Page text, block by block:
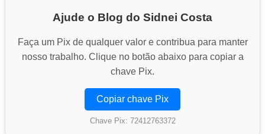
Ajude o Blog do Sidnei Costa
Faça um Pix de qualquer valor e contribua para manter
nosso trabalho. Clique no botão abaixo para copiar a
chave Pix.
Copiar chave Pix
Chave Pix: 72412763372